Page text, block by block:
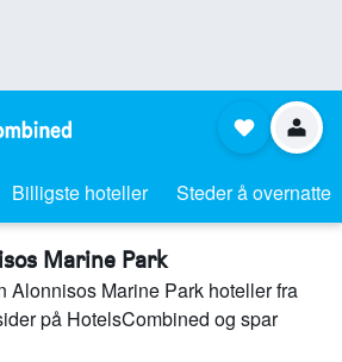
Billigste hoteller Steder å overnatte
Marine Park
Alonnisos Marine Park hoteller fra
på HotelsCombined og spar